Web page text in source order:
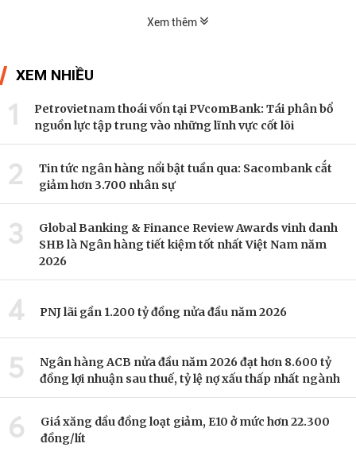
Xem thêm
XEM NHIỀU
1
Petrovietnam thoái vốn tại PVcomBank: Tái phân bổ
nguồn lực tập trung vào những lĩnh vực cốt lõi
2
Tin tức ngân hàng nổi bật tuần qua: Sacombank cắt
giảm hơn 3.700 nhân sự
3
Global Banking & Finance Review Awards vinh danh
SHB là Ngân hàng tiết kiệm tốt nhất Việt Nam năm
2026
4 PNJ lãi gần 1.200 tỷ đồng nửa đầu năm 2026
5
Ngân hàng ACB nửa đầu năm 2026 đạt hơn 8.600 tỷ
đồng lợi nhuận sau thuế, tỷ lệ nợ xấu thấp nhất ngành
6
Giá xăng dầu đồng loạt giảm, E10 ở mức hơn 22.300
đồng/lít